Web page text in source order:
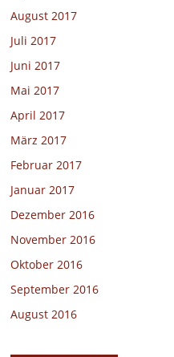
August 2017
Juli 2017
Juni 2017
Mai 2017
April 2017
März 2017
Februar 2017
Januar 2017
Dezember 2016
November 2016
Oktober 2016
September 2016
August 2016